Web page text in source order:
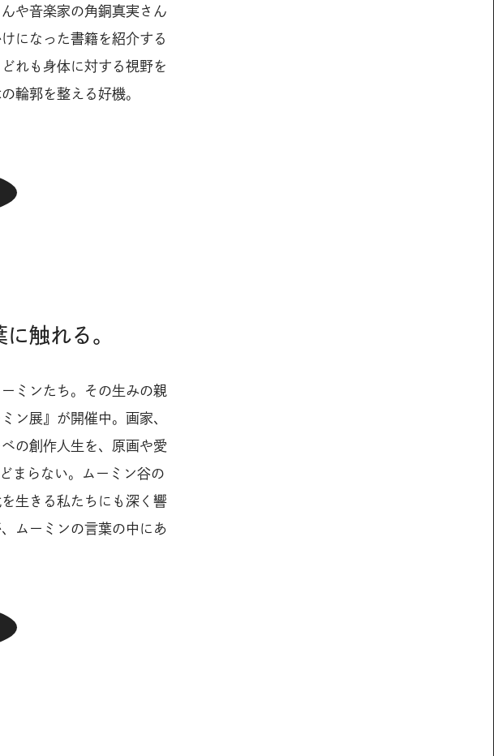
や音楽家の角銅真実さん
になった書籍を紹介する
れも身体に対する視野を
輪郭を整える好機。
触れる。
ミンたち。その生みの親
ン展』が開催中。画家、
の創作人生を、原画や愛
まらない。ムーミン谷の
生きる私たちにも深く響
ムーミンの言葉の中にあ